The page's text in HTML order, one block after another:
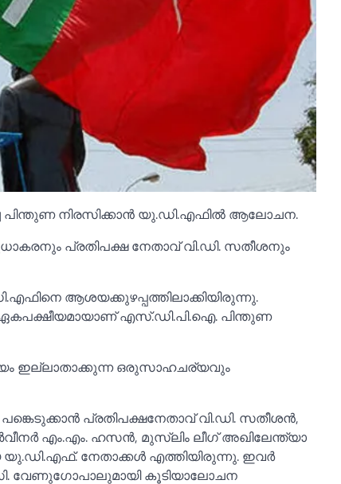
പിന്തുണ നിരസിക്കാൻ യു.ഡി.എഫില്‍ ആലോചന.
പ്രതിപക്ഷ നേതാവ് വി.ഡി. സതീശനും
ആശയക്കുഴപ്പത്തിലാക്കിയിരുന്നു.
എസ്.ഡി.പി.ഐ. പിന്തുണ
ഇല്ലാതാക്കുന്ന ഒരുസാഹചര്യവും
പ്രതിപക്ഷനേതാവ് വി.ഡി. സതീശൻ,
എം.എം. ഹസൻ, മുസ്ലിം ലീഗ് അഖിലേന്ത്യാ
യു.ഡി.എഫ്. നേതാക്കള്‍ എത്തിയിരുന്നു. ഇവർ
വേണുഗോപാലുമായി കൂടിയാലോചന